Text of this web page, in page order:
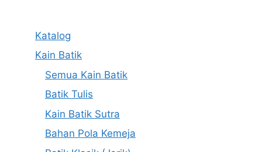
Katalog
Kain Batik
Semua Kain Batik
Batik Tulis
Kain Batik Sutra
Bahan Pola Kemeja